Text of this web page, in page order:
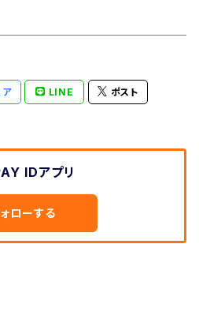
ア LINE ポスト
IDアプリ
ローする